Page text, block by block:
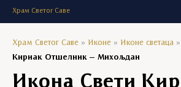
Храм Светог Саве
Храм Светог Саве » Иконе » Иконе светаца »
Кириак Отшелник – Михољдан
Икона Свети